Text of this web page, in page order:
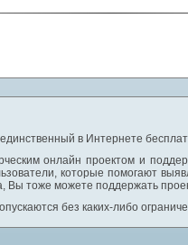
в Интернете
онлайн проектом и
которые помогают
Вы тоже можете поддержать
без каких-либо